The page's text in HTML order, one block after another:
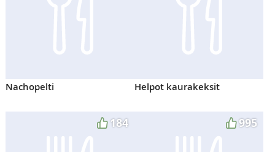
Nachopelti Helpot kaurakeksit
184 995